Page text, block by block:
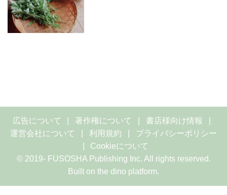
広告について 著作権について
書店様向け情報
運営会社について
利用規約
プライバシーポリシー
Cookieについて
© 2019- FUSOSHA Publishing Inc. All rights reserved.
Built on the dino platform.